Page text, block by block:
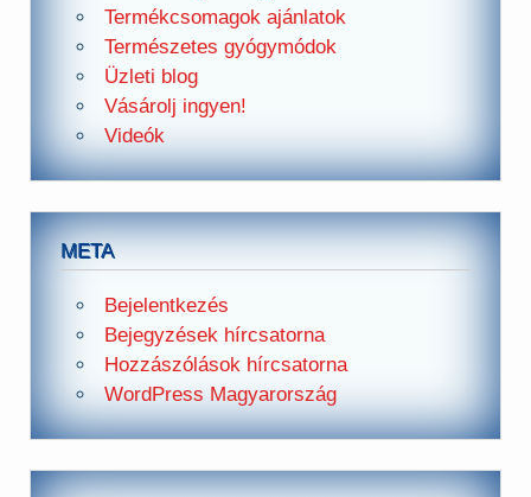
Termékcsomagok ajánlatok
Természetes gyógymódok
Üzleti blog
Vásárolj ingyen!
Videók
META
Bejelentkezés
Bejegyzések hírcsatorna
Hozzászólások hírcsatorna
WordPress Magyarország